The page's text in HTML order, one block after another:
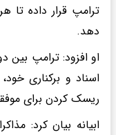
ترامپ قرار داده تا
دهد.
او افزود: ترامپ بین
اسناد و برکناری
ریسک کردن برای
ابیانه بیان کرد: